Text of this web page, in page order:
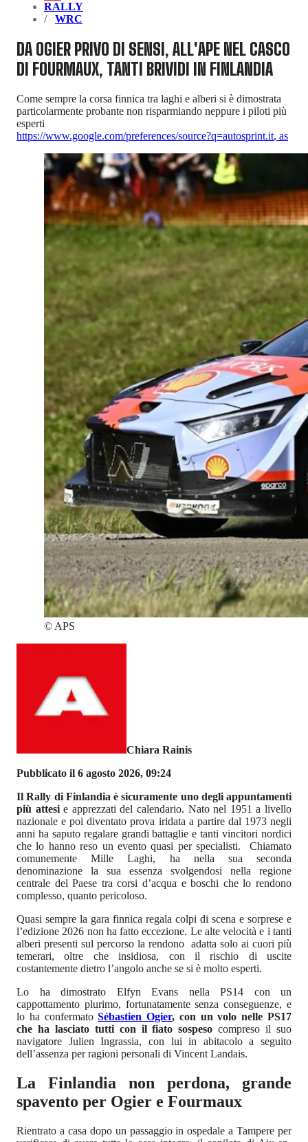
RALLY
WRC
DA OGIER PRIVO DI SENSI, ALL'APE NEL CASCO
DI FOURMAUX, TANTI BRIVIDI IN FINLANDIA
Come sempre la corsa finnica tra laghi e alberi si è dimostrata
particolarmente probante non risparmiando neppure i piloti più
esperti
https://www.google.com/preferences/source?q=autosprint.it, as
© APS
Chiara Rainis
Pubblicato il 6 agosto 2026, 09:24
Il Rally di Finlandia è sicuramente uno degli appuntamenti
più attesie apprezzati del calendario. Nato nel 1951 a livello
nazionale e poi diventato prova iridata a partire dal 1973 negli
anni ha saputo regalare grandi battaglie e tanti vincitori nordici
che lo hanno reso un evento quasi per specialisti. Chiamato
comunemente Mille Laghi, ha nella sua seconda
denominazione la sua essenza svolgendosi nella regione
centrale del Paese tra corsi d’acqua e boschi che lo rendono
complesso, quanto pericoloso.
Quasi sempre la gara finnica regala colpi di scena e sorprese e
l’edizione 2026 non ha fatto eccezione. Le alte velocità e i tanti
alberi presenti sul percorso la rendono adatta solo ai cuori più
temerari, oltre che insidiosa, con il rischio di uscite
costantemente dietro l’angolo anche se si è molto esperti.
Lo ha dimostrato Elfyn Evans nella PS14 con un
cappottamento plurimo, fortunatamente senza conseguenze, e
lo ha confermato Sébastien Ogier, con un volo nelle PS17
che ha lasciato tutti con il fiato sospesocompreso il suo
navigatore Julien Ingrassia, con lui in abitacolo a seguito
dell’assenza per ragioni personali di Vincent Landais.
La Finlandia non perdona, grande
spavento per Ogier e Fourmaux
Rientrato a casa dopo un passaggio in ospedale a Tampere per